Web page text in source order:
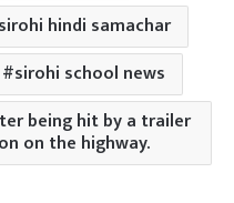
sirohi hindi samachar
sirohi school news
being hit by a trailer
on the highway.